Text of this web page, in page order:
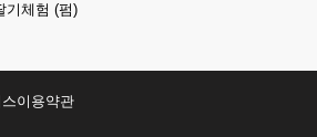
기체험 (펌)
이용약관